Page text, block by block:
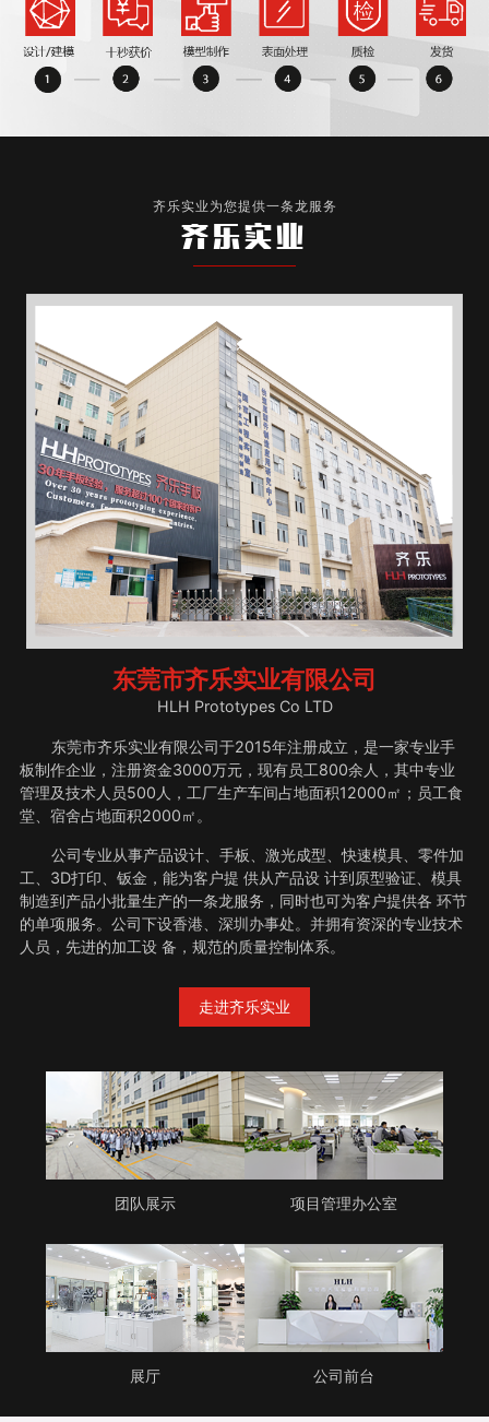
齐乐实业为您提供一条龙服务
齐乐实业
东莞市齐乐实业有限公司
HLH Prototypes Co LTD
东莞市齐乐实业有限公司于2015年注册成立，是一家专业手
板制作企业，注册资金3000万元，现有员工800余人，其中专业
管理及技术人员500人，工厂生产车间占地面积12000㎡；员工食
堂、宿舍占地面积2000㎡。
公司专业从事产品设计、手板、激光成型、快速模具、零件加
工、3D打印、钣金，能为客户提 供从产品设 计到原型验证、模具
制造到产品小批量生产的一条龙服务，同时也可为客户提供各 环节
的单项服务。公司下设香港、深圳办事处。并拥有资深的专业技术
人员，先进的加工设 备，规范的质量控制体系。
走进齐乐实业
团队展示 项目管理办公室
展厅 公司前台